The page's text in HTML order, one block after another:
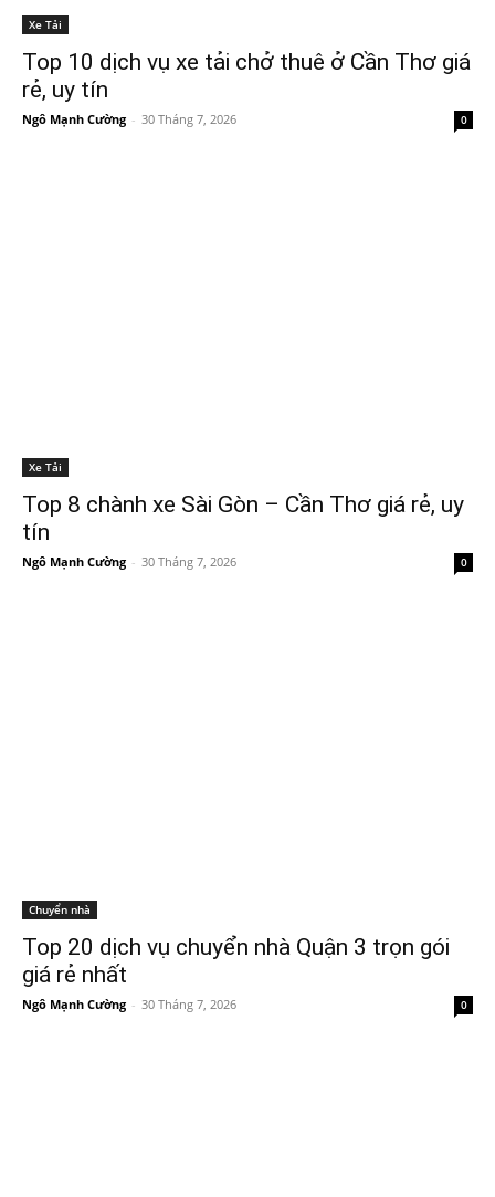
Xe Tải
Top 10 dịch vụ xe tải chở thuê ở Cần Thơ giá
rẻ, uy tín
Ngô Mạnh Cường - 30 Tháng 7, 2026 0
Xe Tải
Top 8 chành xe Sài Gòn – Cần Thơ giá rẻ, uy
tín
Ngô Mạnh Cường - 30 Tháng 7, 2026 0
Chuyển nhà
Top 20 dịch vụ chuyển nhà Quận 3 trọn gói
giá rẻ nhất
Ngô Mạnh Cường - 30 Tháng 7, 2026 0